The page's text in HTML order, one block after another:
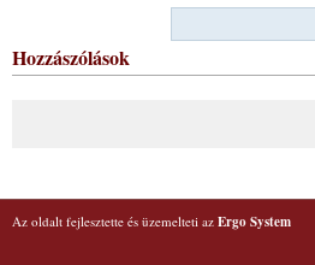
Hozzászólások
Az oldalt fejlesztette és üzemelteti az Ergo System